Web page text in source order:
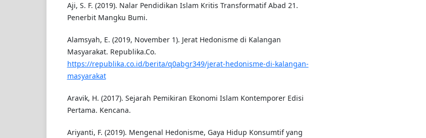
Aji, S. F. (2019). Nalar Pendidikan Islam Kritis Transformatif Abad 21.
Penerbit Mangku Bumi.
Alamsyah, E. (2019, November 1). Jerat Hedonisme di Kalangan
Masyarakat. Republika.Co.
https://republika.co.id/berita/q0abgr349/jerat-hedonisme-di-kalangan-
masyarakat
Aravik, H. (2017). Sejarah Pemikiran Ekonomi Islam Kontemporer Edisi
Pertama. Kencana.
Ariyanti, F. (2019). Mengenal Hedonisme, Gaya Hidup Konsumtif yang